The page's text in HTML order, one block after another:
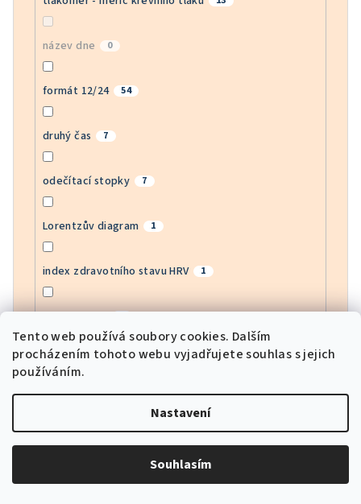
Tento web používá soubory cookies. Dalším
procházením tohoto webu vyjadřujete souhlas s jejich
používáním.
Nastavení
Souhlasím
název dne 0
formát 12/24 54
druhý čas 7
odečítací stopky 7
Lorentzův diagram 1
index zdravotního stavu HRV 1
monitor EGG 1
monitor krevního kyslíku 11
sledování srdeční frekvence APP